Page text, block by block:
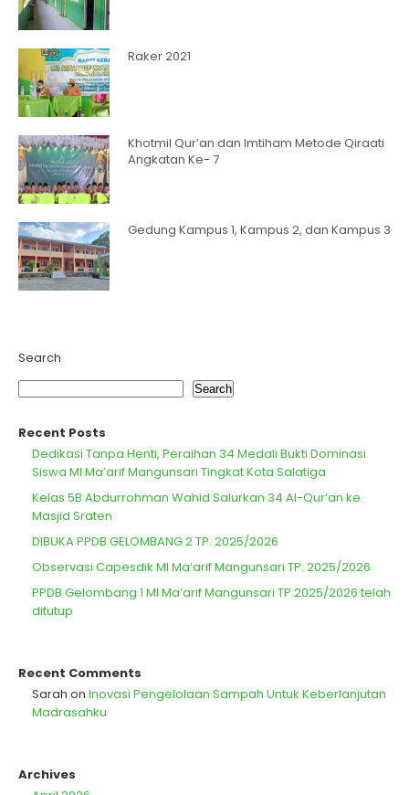
Raker 2021
Khotmil Qur’an dan Imtiham Metode Qiraati
Angkatan Ke- 7
Gedung Kampus 1, Kampus 2, dan Kampus 3
Search
Search
Recent Posts
Dedikasi Tanpa Henti, Peraihan 34 Medali Bukti Dominasi
Siswa MI Ma’arif Mangunsari Tingkat Kota Salatiga
Kelas 5B Abdurrohman Wahid Salurkan 34 Al-Qur’an ke
Masjid Sraten
DIBUKA PPDB GELOMBANG 2 TP. 2025/2026
Observasi Capesdik MI Ma’arif Mangunsari TP. 2025/2026
PPDB Gelombang 1 MI Ma’arif Mangunsari TP.2025/2026 telah
ditutup
Recent Comments
Sarah on Inovasi Pengelolaan Sampah Untuk Keberlanjutan
Madrasahku
Archives